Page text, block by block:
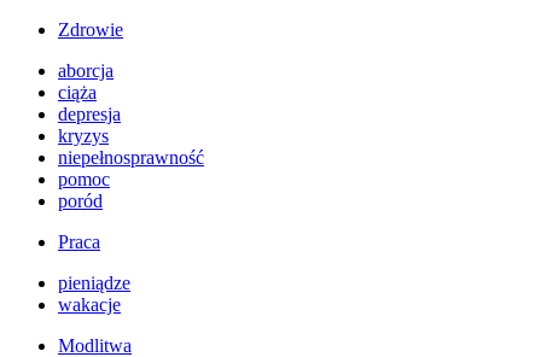
Zdrowie
aborcja
ciąża
depresja
kryzys
niepełnosprawność
pomoc
poród
Praca
pieniądze
wakacje
Modlitwa